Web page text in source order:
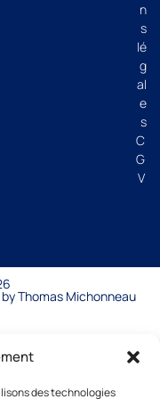
des technologies
n
s
lé
g
al
e
s
C
G
V
Thomas Michonneau